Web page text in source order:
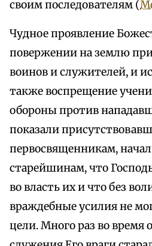
своим последователям (
Чудное проявление
повержении на землю
воинов и служителей, и
также воспрещение
обороны против
показали
первосвященникам,
старейшинам, что
во власть их и что без
враждебные усилия не
цели. Много раз во время